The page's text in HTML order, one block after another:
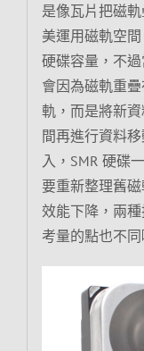
是像瓦片把磁
美運用磁軌空
硬碟容量，不
會因為磁軌重
軌，而是將新
間再進行資料
入，SMR 硬碟
要重新整理舊
效能下降，兩
考量的點也不同